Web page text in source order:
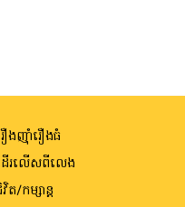
ឿងញ៉ាំរឿងធំ
ើរលើសពីលេង
ត/កម្សាន្ត